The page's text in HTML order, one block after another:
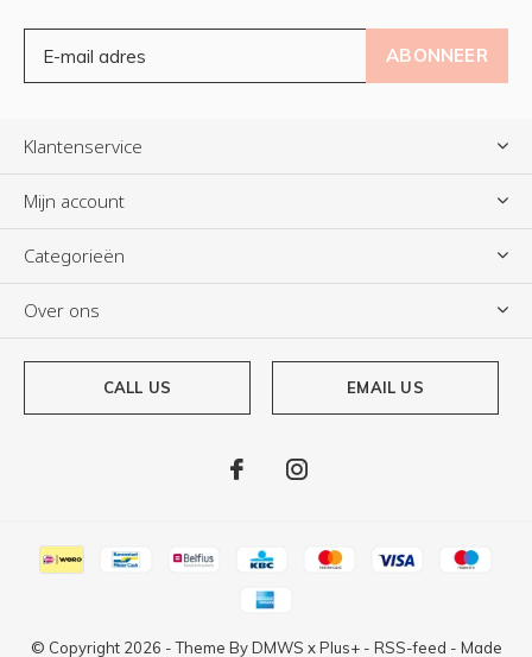
ABONNEER
Klantenservice
Mijn account
Categorieën
Over ons
CALL US EMAIL US
© Copyright 2026 - Theme ByDMWS xPlus+- RSS-feed - Made